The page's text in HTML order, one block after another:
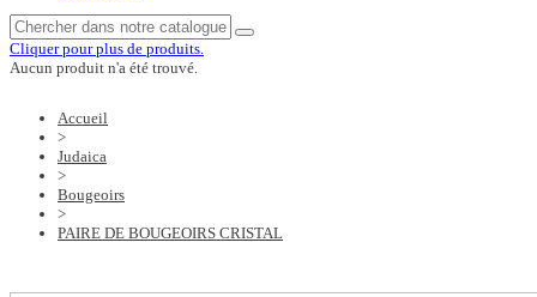
Cliquer pour plus de produits.
Aucun produit n'a été trouvé.
Accueil
>
Judaica
>
Bougeoirs
>
PAIRE DE BOUGEOIRS CRISTAL